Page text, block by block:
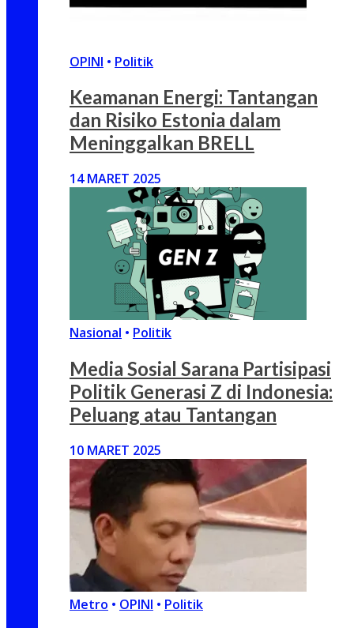
OPINI • Politik
Keamanan Energi: Tantangan
dan Risiko Estonia dalam
Meninggalkan BRELL
14 MARET 2025
Nasional • Politik
Media Sosial Sarana Partisipasi
Politik Generasi Z di Indonesia:
Peluang atau Tantangan
10 MARET 2025
Metro • OPINI • Politik